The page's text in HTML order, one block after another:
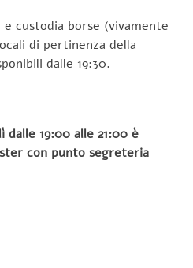
custodia borse (vivamente
di pertinenza della
dalle 19:30.
dalle 19:00 alle 21:00 è
con punto segreteria